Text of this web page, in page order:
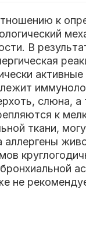
к
В
слюна,
к
ткани,
не